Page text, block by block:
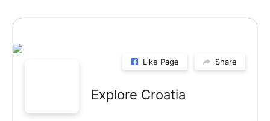
Like Page Share
Explore Croatia